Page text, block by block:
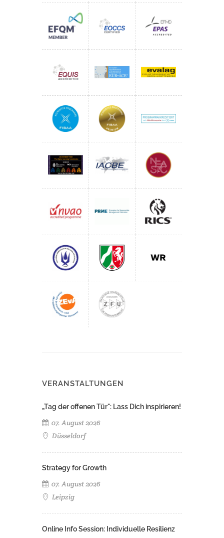
VERANSTALTUNGEN
„Tag der offenen Tür": Lass Dich inspirieren!
07. August 2026
Düsseldorf
Strategy for Growth
07. August 2026
Leipzig
Online Info Session: Individuelle Resilienz